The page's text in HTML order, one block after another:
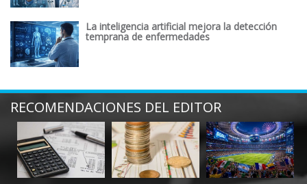
La inteligencia artificial mejora la detección
temprana de enfermedades
RECOMENDACIONES DEL EDITOR